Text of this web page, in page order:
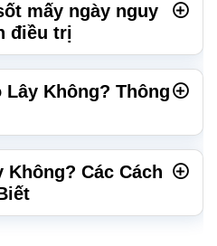
mấy ngày nguy
điều trị
Lây Không? Thông
Không? Các Cách